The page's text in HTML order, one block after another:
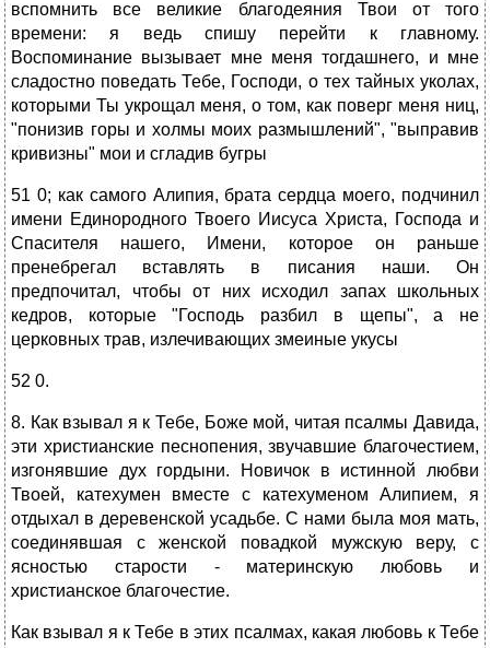
вспомнить все великие благодеяния Твои от того
времени: я ведь спишу перейти к главному.
Воспоминание вызывает мне меня тогдашнего, и мне
сладостно поведать Тебе, Господи, о тех тайных уколах,
которыми Ты укрощал меня, о том, как поверг меня ниц,
"понизив горы и холмы моих размышлений", "выправив
кривизны" мои и сгладив бугры
51 0; как самого Алипия, брата сердца моего, подчинил
имени Единородного Твоего Иисуса Христа, Господа и
Спасителя нашего, Имени, которое он раньше
пренебрегал вставлять в писания наши. Он
предпочитал, чтобы от них исходил запах школьных
кедров, которые "Господь разбил в щепы", а не
церковных трав, излечивающих змеиные укусы
52 0.
8. Как взывал я к Тебе, Боже мой, читая псалмы Давида,
эти христианские песнопения, звучавшие благочестием,
изгонявшие дух гордыни. Новичок в истинной любви
Твоей, катехумен вместе с катехуменом Алипием, я
отдыхал в деревенской усадьбе. С нами была моя мать,
соединявшая с женской повадкой мужскую веру, с
ясностью старости - материнскую любовь и
христианское благочестие.
Как взывал я к Тебе в этих псалмах, какая любовь к Тебе